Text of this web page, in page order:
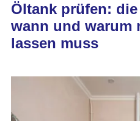
Öltank prüfen:
wann und warum
lassen muss